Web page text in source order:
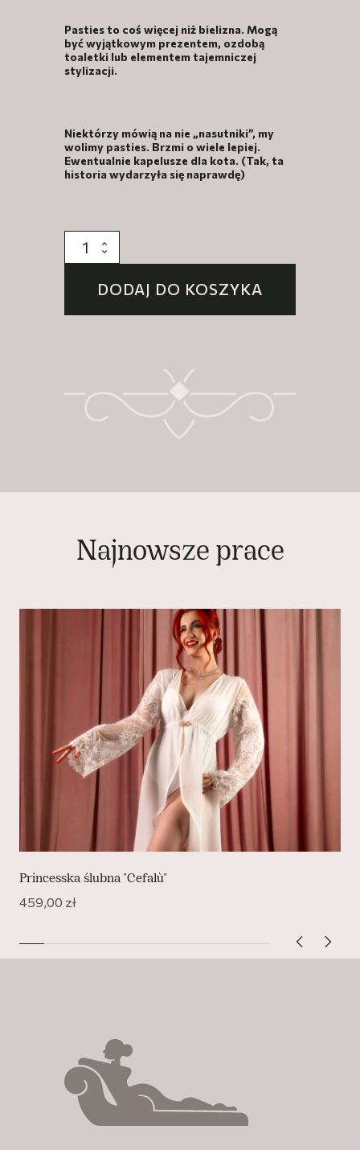
Pasties to coś więcej niż bielizna. Mogą
być wyjątkowym prezentem, ozdobą
toaletki lub elementem tajemniczej
stylizacji.
Niektórzy mówią na nie „nasutniki”, my
wolimy pasties. Brzmi o wiele lepiej.
Ewentualnie kapelusze dla kota. (Tak, ta
historia wydarzyła się naprawdę)
ilość
Pasties
kryształkowe
kolorze
DODAJ DO KOSZYKA
Najnowsze prace
Princesska ślubna "Cefalù"
459,00 zł